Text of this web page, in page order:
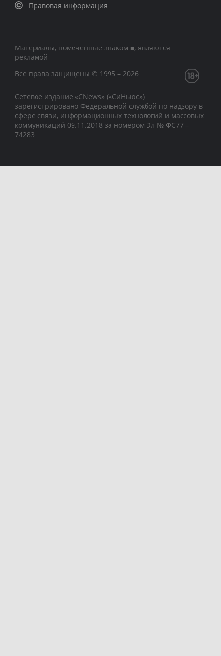
Правовая информация
Материалы, помеченные знаком ■, являются
рекламой
Все права защищены © 1995 – 2026
Сетевое издание «CNews» («СиНьюс»)
зарегистрировано Федеральной службой по надзору в
сфере связи, информационных технологий и массовых
коммуникаций 09.11.2018 за номером Эл № ФС77 –
74283